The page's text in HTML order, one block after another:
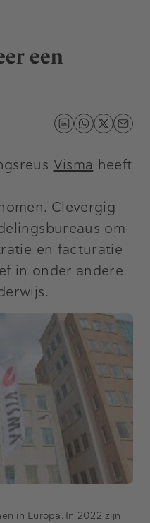
een
Visma heeft
Clevergig
om
en facturatie
in onder andere
in Europa. In 2022 zijn